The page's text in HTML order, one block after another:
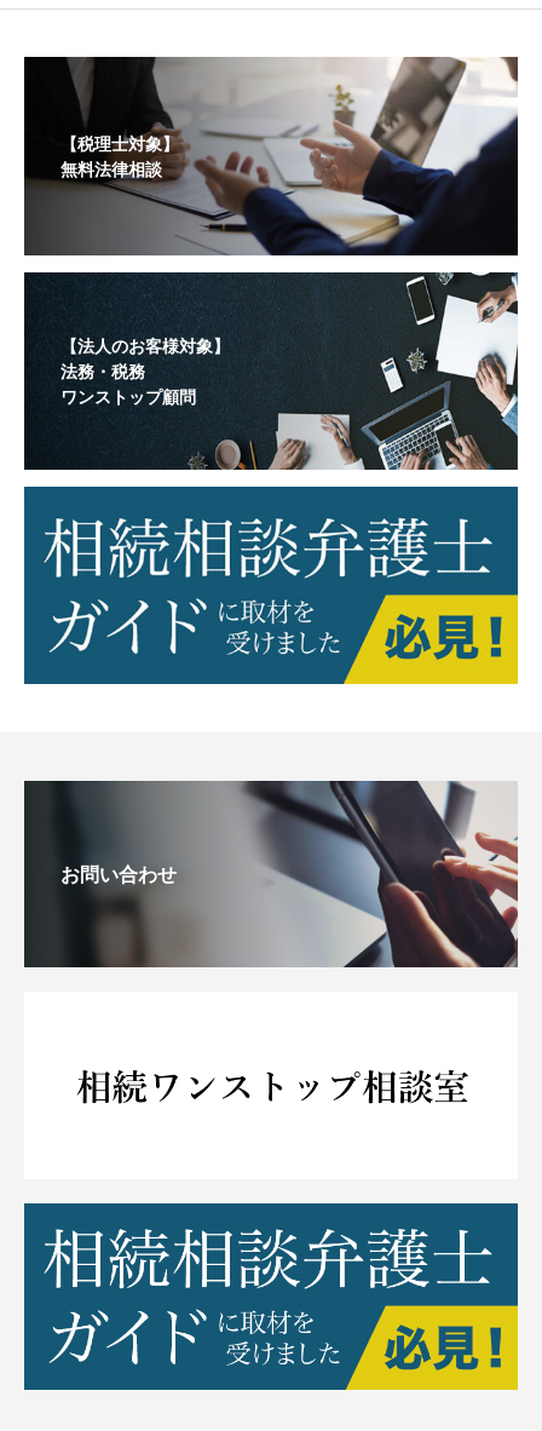
【税理士対象】
無料法律相談
【法人のお客様対象】
法務・税務
ワンストップ顧問
お問い合わせ